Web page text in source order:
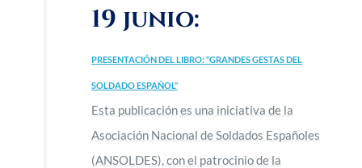
19 junio:
PRESENTACIÓN DEL LIBRO: “GRANDES GESTAS DEL
SOLDADO ESPAÑOL”
Esta publicación es una iniciativa de la
Asociación Nacional de Soldados Españoles
(ANSOLDES), con el patrocinio de la